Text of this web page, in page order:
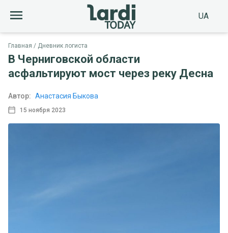
UA
Главная Дневник логиста
В Черниговской области
асфальтируют мост через реку Десна
15 ноября 2023
Автор: Анастасия Быкова